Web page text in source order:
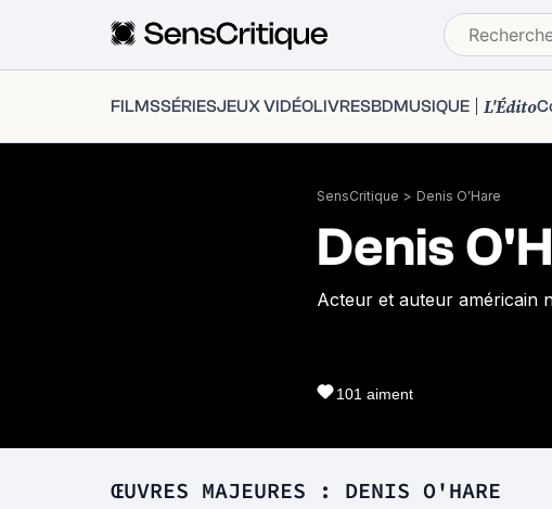
FILMSSÉRIESJEUX VIDÉOLIVRESBDMUSIQUE L'Édito
SensCritique > Denis O'Hare
Denis
Acteur et auteur américain
101 aiment
ŒUVRES MAJEURES : DENIS O'HARE